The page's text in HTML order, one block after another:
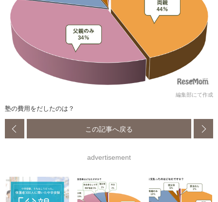
編集部にて作成
塾の費用をだしたのは？
この記事へ戻る
advertisement